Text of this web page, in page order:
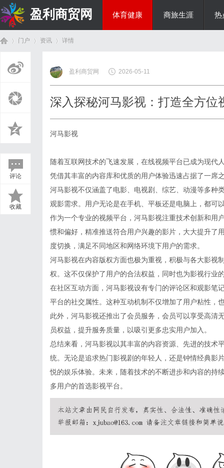
盈利商贸网 体育健康 商旅生涯 热
门户 资讯
›
详情
评论
收藏
盈利商贸网 2026-05-11
深入探秘河马影视：打造全方位
河马影视
随着互联网技术的飞速发展，在线视频平台已成为现代
凭借其丰富的内容库和优质的用户体验迅速占据了一席
河马影视不仅涵盖了电影、电视剧、综艺、动漫等多种
观影需求。用户无论是在手机、平板还是电脑上，都可
作为一个专业的视频平台，河马影视注重技术创新和用
惯和偏好，精准推送符合用户兴趣的影片，大大提升了
度切换，满足不同地区和网络环境下用户的需求。
河马影视在内容版权方面也极为重视，积极与各大影视
权。这不仅保护了用户的合法权益，同时也为影视行业
在社区互动方面，河马影视设有专门的评论区和观影笔
平台的社交属性。这种互动机制不仅增加了用户粘性，
此外，河马影视还推出了会员服务，会员可以享受高清
员权益，提升服务质量，以吸引更多忠实用户加入。
总结来看，河马影视以其丰富的内容资源、先进的技术
统。无论是追求热门影视剧的年轻人，还是钟情经典影
悦的娱乐体验。未来，随着技术的不断进步和内容的持
多用户的首选影视平台。